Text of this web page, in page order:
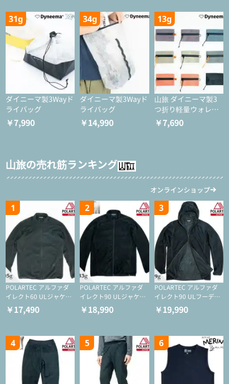
31g
ダイニーマ製3Wayド
ライバッグ
￥7,990
34g
ダイニーマ製3Wayド
ライバッグ
￥14,990
13g
山旅 ダイニーマ製3
つ折り軽量ウォレッ
ト
￥7,690
山旅の売れ筋ランキング
オンラインショップ
1
POLARTEC アルファダ
イレクト60 ULジャケッ
ト（登山/ミドルレイヤ
ー/化繊ジャケット）
￥17,490
2
POLARTEC アルファダ
イレクト90 ULジャケッ
ト（アクティブインサレ
ーション/ミドルレイヤ
￥18,990
3
POLARTEC アルファダ
イレクト90 ULフーディ
（アクティブインサレー
ション/ミドルレイヤー/
￥19,990
4 5 6